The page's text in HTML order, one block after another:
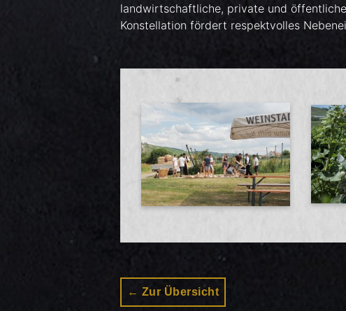
landwirtschaftliche, private und
Konstellation fördert respektvolles
Zur Übersicht